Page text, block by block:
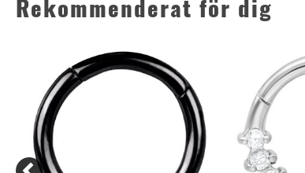
Rekommenderat för dig